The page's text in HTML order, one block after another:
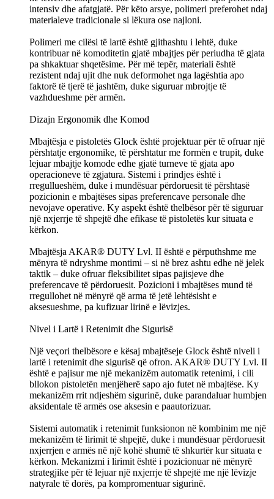
intensiv dhe afatgjatë. Për këto arsye, polimeri preferohet ndaj
materialeve tradicionale si lëkura ose najloni.
Polimeri me cilësi të lartë është gjithashtu i lehtë, duke
kontribuar në komoditetin gjatë mbajtjes për periudha të gjata
pa shkaktuar shqetësime. Për më tepër, materiali është
rezistent ndaj ujit dhe nuk deformohet nga lagështia apo
faktorë të tjerë të jashtëm, duke siguruar mbrojtje të
vazhdueshme për armën.
Dizajn Ergonomik dhe Komod
Mbajtësja e pistoletës Glock është projektuar për të ofruar një
përshtatje ergonomike, të përshtatur me formën e trupit, duke
lejuar mbajtje komode edhe gjatë turneve të gjata apo
operacioneve të zgjatura. Sistemi i prindjes është i
rregullueshëm, duke i mundësuar përdoruesit të përshtasë
pozicionin e mbajtëses sipas preferencave personale dhe
nevojave operative. Ky aspekt është thelbësor për të siguruar
një nxjerrje të shpejtë dhe efikase të pistoletës kur situata e
kërkon.
Mbajtësja AKAR® DUTY Lvl. II është e përputhshme me
mënyra të ndryshme montimi – si në brez ashtu edhe në jelek
taktik – duke ofruar fleksibilitet sipas pajisjeve dhe
preferencave të përdoruesit. Pozicioni i mbajtëses mund të
rregullohet në mënyrë që arma të jetë lehtësisht e
aksesueshme, pa kufizuar lirinë e lëvizjes.
Nivel i Lartë i Retenimit dhe Sigurisë
Një veçori thelbësore e kësaj mbajtëseje Glock është niveli i
lartë i retenimit dhe sigurisë që ofron. AKAR® DUTY Lvl. II
është e pajisur me një mekanizëm automatik retenimi, i cili
bllokon pistoletën menjëherë sapo ajo futet në mbajtëse. Ky
mekanizëm rrit ndjeshëm sigurinë, duke parandaluar humbjen
aksidentale të armës ose aksesin e paautorizuar.
Sistemi automatik i retenimit funksionon në kombinim me një
mekanizëm të lirimit të shpejtë, duke i mundësuar përdoruesit
nxjerrjen e armës në një kohë shumë të shkurtër kur situata e
kërkon. Mekanizmi i lirimit është i pozicionuar në mënyrë
strategjike për të lejuar një nxjerrje të shpejtë me një lëvizje
natyrale të dorës, pa kompromentuar sigurinë.